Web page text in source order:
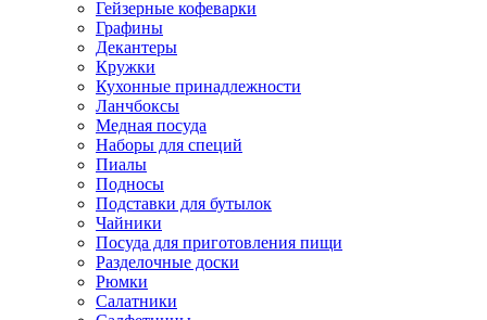
Гейзерные кофеварки
Графины
Декантеры
Кружки
Кухонные принадлежности
Ланчбоксы
Медная посуда
Наборы для специй
Пиалы
Подносы
Подставки для бутылок
Чайники
Посуда для приготовления пищи
Разделочные доски
Рюмки
Салатники